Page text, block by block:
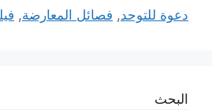
دعوة للتوحد, فصائل المعارضة,
البحث